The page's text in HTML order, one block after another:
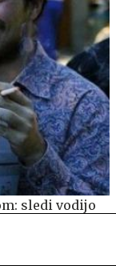
sledi vodijo